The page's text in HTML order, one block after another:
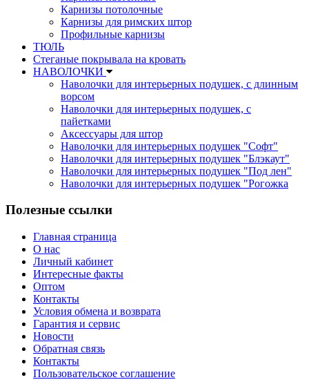
Карнизы потолочные
Карнизы для римских штор
Профильные карнизы
ТЮЛЬ
Стеганые покрывала на кровать
НАВОЛОЧКИ
Наволочки для интерьерных подушек, с длинным
ворсом
Наволочки для интерьерных подушек, с
пайетками
Аксессуары для штор
Наволочки для интерьерных подушек "Софт"
Наволочки для интерьерных подушек "Блэкаут"
Наволочки для интерьерных подушек "Под лен"
Наволочки для интерьерных подушек "Рогожка
Полезные ссылки
Главная страница
О нас
Личный кабинет
Интересные факты
Оптом
Контакты
Условия обмена и возврата
Гарантия и сервис
Новости
Обратная связь
Контакты
Пользовательское соглашение